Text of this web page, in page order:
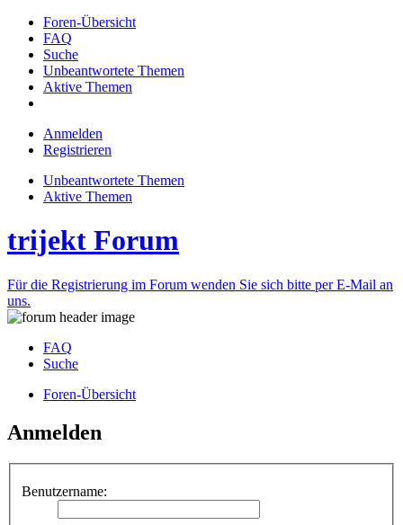
Foren-Übersicht
FAQ
Suche
Unbeantwortete Themen
Aktive Themen
Anmelden
Registrieren
Unbeantwortete Themen
Aktive Themen
trijekt Forum
Für die Registrierung im Forum wenden Sie sich bitte per E-Mail an
uns.
FAQ
Suche
Foren-Übersicht
Anmelden
Benutzername: